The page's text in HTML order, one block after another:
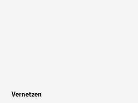
Vernetzen